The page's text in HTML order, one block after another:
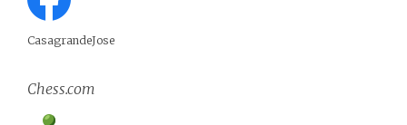
CasagrandeJose
Chess.com